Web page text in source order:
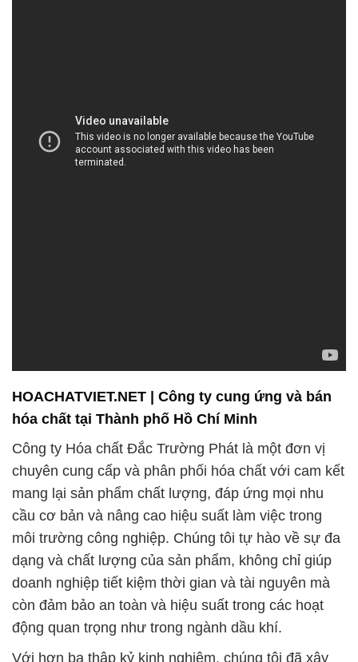
dạng và chất lượng của sản phẩm, không chỉ giúp
doanh nghiệp tiết kiệm thời gian và tài nguyên mà
còn đảm bảo an toàn và hiệu suất trong các hoạt
động quan trọng như trong ngành dầu khí.
Với hơn ba thập kỷ kinh nghiệm, chúng tôi đã xây
dựng được lòng tin từ phía các doanh nghiệp, nhà
máy sản xuất và cá nhân trên khắp cả nước. Chúng
tôi không chỉ là một đơn vị cung cấp hóa chất mà
còn là đối tác đáng tin cậy trong việc giải quyết các
vấn đề liên quan đến hóa chất trong ngành công
nghiệp.
Sản phẩm của chúng tôi không chỉ đáp ứng nhu cầu
cơ bản mà còn mang lại hiệu suất cao, giúp cải